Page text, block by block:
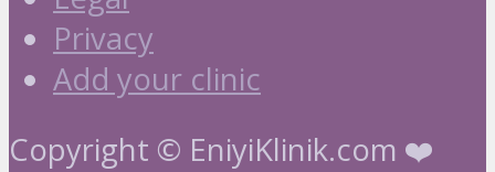
Privacy
Add your clinic
Copyright © EniyiKlinik.com ❤️